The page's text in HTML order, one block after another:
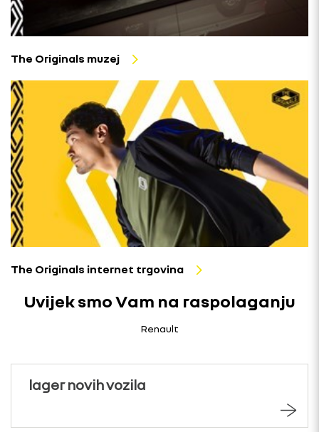
The Originals muzej
The Originals internet trgovina
Uvijek smo Vam na raspolaganju
Renault
lager novih vozila